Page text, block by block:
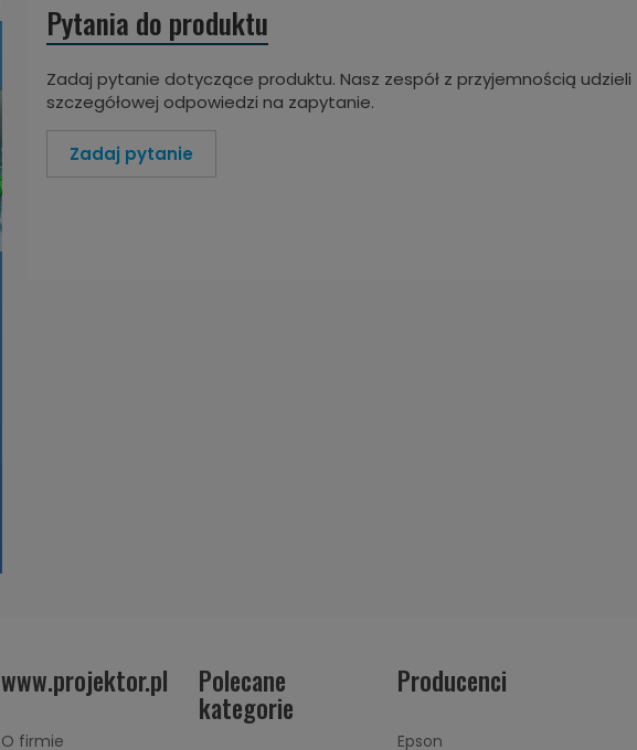
Pytania do produktu
Zadaj pytanie dotyczące produktu. Nasz zespół z przyjemnością udzieli
szczegółowej odpowiedzi na zapytanie.
Zadaj pytanie
www.projektor.pl
O firmie
Polecane
kategorie
Producenci
Epson